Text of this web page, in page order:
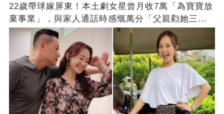
22歲帶球嫁屏東！本土劇女星曾月收7萬「為寶寶放
棄事業」，與家人通話時感慨萬分「父親勸她三
思」：只有過一次眼淚